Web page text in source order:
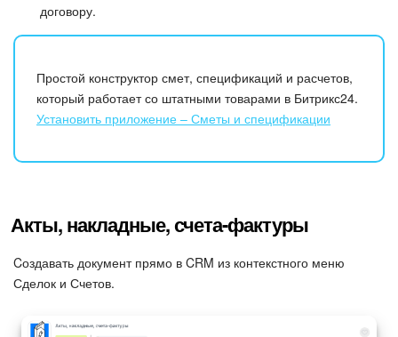
договору.
Простой конструктор смет, спецификаций и расчетов,
который работает со штатными товарами в Битрикс24.
Установить приложение – Сметы и спецификации
Акты, накладные, счета-фактуры
Cоздавать документ прямо в CRM из контекстного меню
Сделок и Счетов.